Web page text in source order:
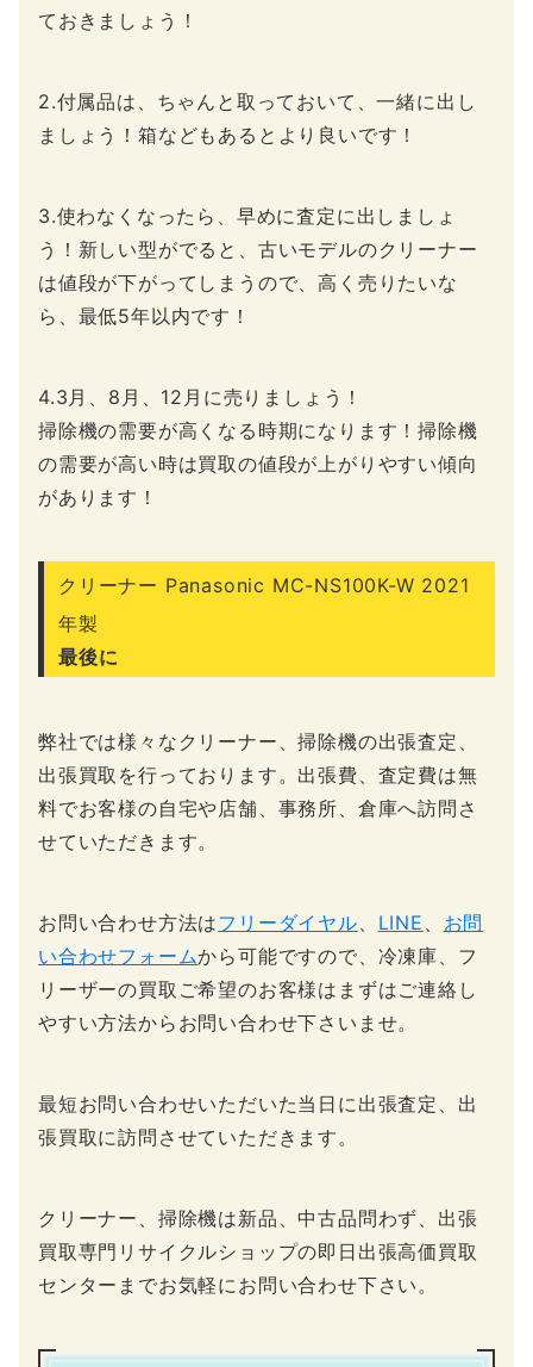
ておきましょう！
2.付属品は、ちゃんと取っておいて、一緒に出し
ましょう！箱などもあるとより良いです！
3.使わなくなったら、早めに査定に出しましょ
う！新しい型がでると、古いモデルのクリーナー
は値段が下がってしまうので、高く売りたいな
ら、最低5年以内です！
4.3月、8月、12月に売りましょう！
掃除機の需要が高くなる時期になります！掃除機
の需要が高い時は買取の値段が上がりやすい傾向
があります！
クリーナー Panasonic MC-NS100K-W 2021
年製
最後に
弊社では様々なクリーナー、掃除機の出張査定、
出張買取を行っております。出張費、査定費は無
料でお客様の自宅や店舗、事務所、倉庫へ訪問さ
せていただきます。
お問い合わせ方法はフリーダイヤル、 LINE 、 お問
い合わせフォームから可能ですので、冷凍庫、フ
リーザーの買取ご希望のお客様はまずはご連絡し
やすい方法からお問い合わせ下さいませ。
最短お問い合わせいただいた当日に出張査定、出
張買取に訪問させていただきます。
クリーナー、掃除機は新品、中古品問わず、出張
買取専門リサイクルショップの即日出張高価買取
センターまでお気軽にお問い合わせ下さい。